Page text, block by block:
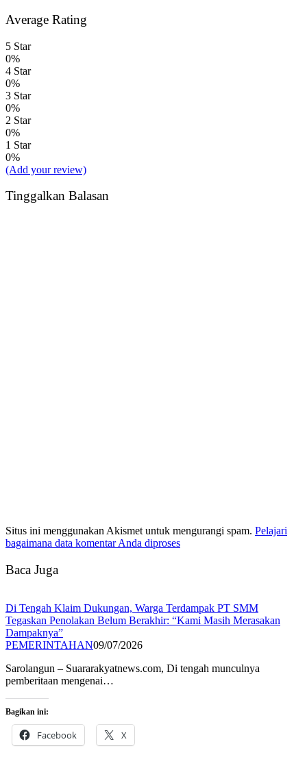
Average Rating
5 Star
0%
4 Star
0%
3 Star
0%
2 Star
0%
1 Star
0%
(Add your review)
Tinggalkan Balasan
Situs ini menggunakan Akismet untuk mengurangi spam. Pelajari
bagaimana data komentar Anda diproses
Baca Juga
Di Tengah Klaim Dukungan, Warga Terdampak PT SMM
Tegaskan Penolakan Belum Berakhir: “Kami Masih Merasakan
Dampaknya”
PEMERINTAHAN09/07/2026
Sarolangun – Suararakyatnews.com, Di tengah munculnya
pemberitaan mengenai…
Bagikan ini:
Facebook X